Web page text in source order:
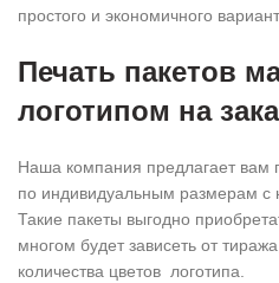
простого и экономичного
Печать пакетов
логотипом на
Наша компания предлагает вам
по индивидуальным размерам с
Такие пакеты выгодно
многом будет зависеть от
количества цветов логотипа.